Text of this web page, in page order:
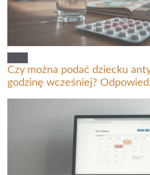
Czy można podać dziecku
godzinę wcześniej?